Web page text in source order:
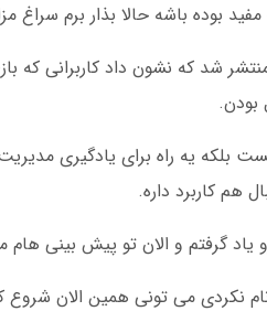
بوده باشه حالا بذار برم سراغ
بودن.
بلکه یه راه برای یادگیری
هم کاربرد داره.
یاد گرفتم و الان تو پیش بینی
نکردی می تونی همین الان شروع